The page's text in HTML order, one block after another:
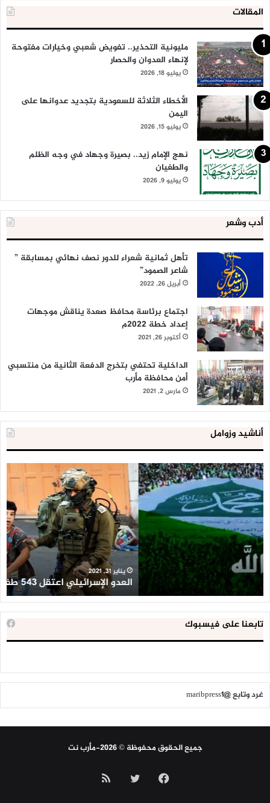
المقالات
مليونية التحذير.. تفويض شعبي وخيارات مفتوحة
لإنهاء العدوان والحصار
يوليو 18, 2026
الأخطاء الثلاثة للسعودية بتجديد عدوانها على
اليمن
يوليو 15, 2026
نهج الإمام زيد.. بصيرة وجهاد في وجه الظلم
والطغيان
يوليو 9, 2026
أدب وشعر
تأهل ثمانية شعراء للدور نصف نهائي بمسابقة ”
شاعر الصمود”
أبريل 26, 2022
اجتماع برئاسة محافظ صعدة يناقش موجهات
إعداد خطة 2022م
أكتوبر 26, 2021
الداخلية تحتفي بتخرج الدفعة الثانية من منتسبي
أمن محافظة مأرب
مارس 2, 2021
أناشيد وزوامل
العدو
الإسرائيلي
اعتقل
543
طفلا
فلسطينيا
خلال
2020
يناير 31, 2021
العدو الإسرائيلي اعتقل 543 طفلا فلسطينيا خلال 2020
تابعنا على فيسبوك
غرد وتابع @maribpress1
جميع الحقوق محفوظة © 2026-مأرب نت
فيسبوك تويتر ملخص